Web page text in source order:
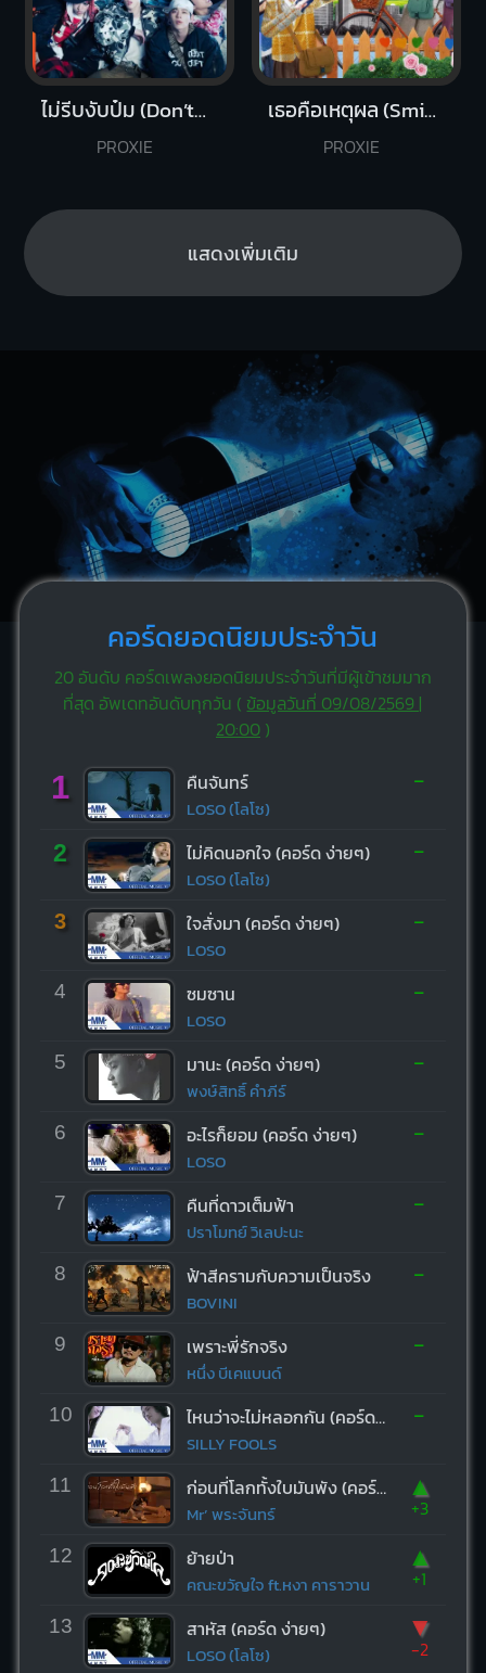
ไม่รีบงับป๋ม (Don’t Rush!)
PROXIE
เธอคือเหตุผล (Smile)
PROXIE
แสดงเพิ่มเติม
คอร์ดยอดนิยมประจำวัน
20 อันดับ คอร์ดเพลงยอดนิยมประจำวันที่มีผู้เข้าชมมาก
ที่สุด อัพเดทอันดับทุกวัน ( ข้อมูลวันที่ 09/08/2569 |
20:00)
1 คืนจันทร์
LOSO (โลโซ)
-
2 ไม่คิดนอกใจ (คอร์ด ง่ายๆ)
LOSO (โลโซ)
-
3 ใจสั่งมา (คอร์ด ง่ายๆ)
LOSO
-
4 ซมซาน
LOSO
-
5 มานะ (คอร์ด ง่ายๆ)
พงษ์สิทธิ์ คำภีร์
-
6 อะไรก็ยอม (คอร์ด ง่ายๆ)
LOSO
-
7 คืนที่ดาวเต็มฟ้า
ปราโมทย์ วิเลปะนะ
-
8 ฟ้าสีครามกับความเป็นจริง
BOVINI
-
9 เพราะพี่รักจริง
หนึ่ง บีเคแบนด์
-
10 ไหนว่าจะไม่หลอกกัน (คอร์ด ง่ายๆ)
SILLY FOOLS
-
11 ก่อนที่โลกทั้งใบมันพัง (คอร์ด ง่ายๆ)
Mr’ พระจันทร์
▲
+3
12 ย้ายป่า
คณะขวัญใจ ft.หงา คาราวาน
▲
+1
13 สาหัส (คอร์ด ง่ายๆ)
LOSO (โลโซ)
▼
-2